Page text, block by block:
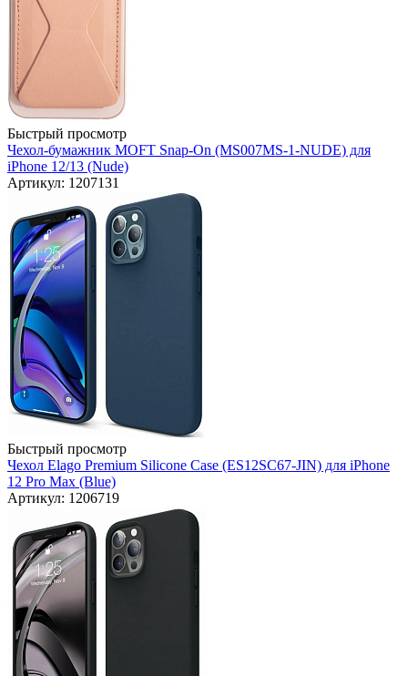
Быстрый просмотр
Чехол-бумажник MOFT Snap-On (MS007MS-1-NUDE) для
iPhone 12/13 (Nude)
Артикул: 1207131
Быстрый просмотр
Чехол Elago Premium Silicone Case (ES12SC67-JIN) для iPhone
12 Pro Max (Blue)
Артикул: 1206719